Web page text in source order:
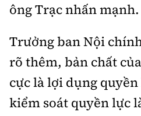
ông Trạc nhấn mạnh.
Trưởng ban Nội
rõ thêm, bản chất
cực là lợi dụng
kiểm soát quyền lực